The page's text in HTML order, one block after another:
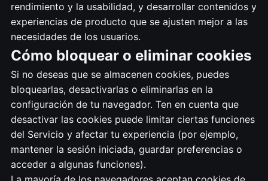
rendimiento y la usabilidad, y desarrollar contenidos y
experiencias de producto que se ajusten mejor a las
necesidades de los usuarios.
Cómo bloquear o eliminar cookies
Si no deseas que se almacenen cookies, puedes
bloquearlas, desactivarlas o eliminarlas en la
configuración de tu navegador. Ten en cuenta que
desactivar las cookies puede limitar ciertas funciones
del Servicio y afectar tu experiencia (por ejemplo,
mantener la sesión iniciada, guardar preferencias o
acceder a algunas funciones).